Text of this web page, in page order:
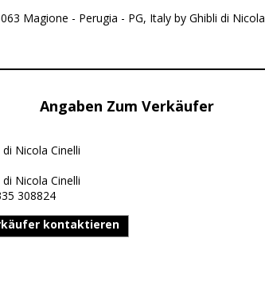
Magione - Perugia - PG, Italy by Ghibli di Nicola
Angaben Zum Verkäufer
di Nicola Cinelli
di Nicola Cinelli
308824
kontaktieren